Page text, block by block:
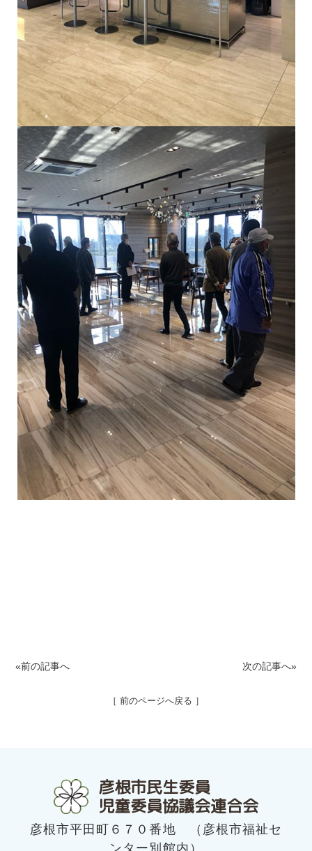
«前の記事へ 次の記事へ»
［ 前のページへ戻る ］
彦根市民生委員
児童委員協議会連合会
彦根市平田町６７０番地 （彦根市福祉セ
ンター別館内）